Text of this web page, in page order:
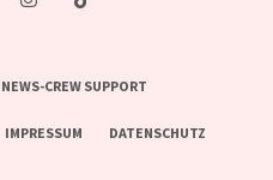
NEWS-CREW SUPPORT
IMPRESSUM DATENSCHUTZ